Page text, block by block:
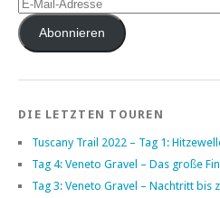
Mail-
AdresseAbonnieren
DIE LETZTEN TOUREN
Tuscany Trail 2022 – Tag 1:
Tag 4: Veneto Gravel – Das große
Tag 3: Veneto Gravel – Nachtritt bis